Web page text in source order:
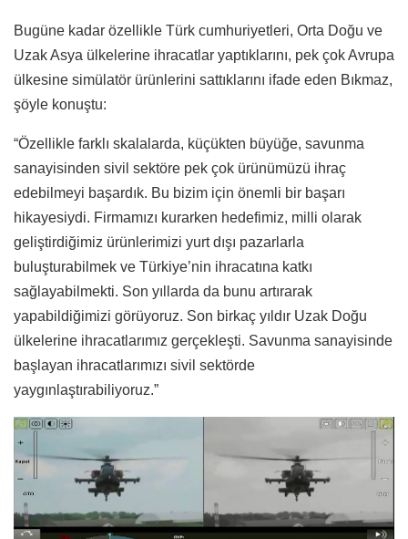
Bugüne kadar özellikle Türk cumhuriyetleri, Orta Doğu ve
Uzak Asya ülkelerine ihracatlar yaptıklarını, pek çok Avrupa
ülkesine simülatör ürünlerini sattıklarını ifade eden Bıkmaz,
şöyle konuştu:
“Özellikle farklı skalalarda, küçükten büyüğe, savunma
sanayisinden sivil sektöre pek çok ürünümüzü ihraç
edebilmeyi başardık. Bu bizim için önemli bir başarı
hikayesiydi. Firmamızı kurarken hedefimiz, milli olarak
geliştirdiğimiz ürünlerimizi yurt dışı pazarlarla
buluşturabilmek ve Türkiye’nin ihracatına katkı
sağlayabilmekti. Son yıllarda da bunu artırarak
yapabildiğimizi görüyoruz. Son birkaç yıldır Uzak Doğu
ülkelerine ihracatlarımız gerçekleşti. Savunma sanayisinde
başlayan ihracatlarımızı sivil sektörde
yaygınlaştırabiliyoruz.”